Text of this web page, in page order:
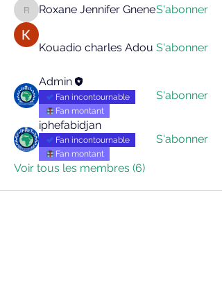
Roxane Jennifer Gnene
Roxane Jennifer GneneS'abonner
Kouadio charles Adou S'abonner
Admin
Fan incontournable
Fan montant
S'abonner
iphefabidjan
Fan incontournable
Fan montant
S'abonner
Voir tous les membres (6)